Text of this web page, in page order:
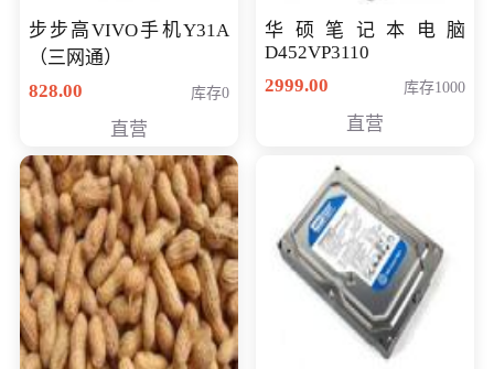
步步高VIVO手机Y31A
（三网通）
828.00
库存0
直营
华硕笔记本电脑
D452VP3110
2999.00
库存1000
直营